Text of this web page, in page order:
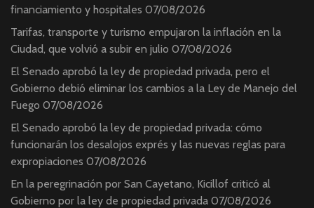
financiamiento y hospitales 07/08/2026
Tarifas, transporte y turismo empujaron la inflación en la
Ciudad, que volvió a subir en julio 07/08/2026
El Senado aprobó la ley de propiedad privada, pero el
Gobierno debió eliminar los cambios a la Ley de Manejo del
Fuego 07/08/2026
El Senado aprobó la ley de propiedad privada: cómo
funcionarán los desalojos exprés y las nuevas reglas para
expropiaciones 07/08/2026
En la peregrinación por San Cayetano, Kicillof criticó al
Gobierno por la ley de propiedad privada 07/08/2026